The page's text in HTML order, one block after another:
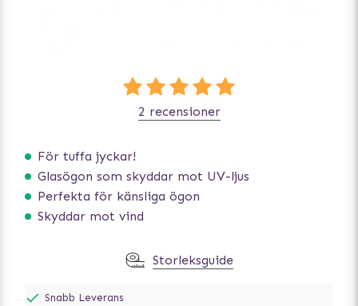
För tuffa jyckar!
Glasögon som skyddar mot UV-ljus
Perfekta för känsliga ögon
Skyddar mot vind
2 recensioner
Storleksguide
Snabb Leverans